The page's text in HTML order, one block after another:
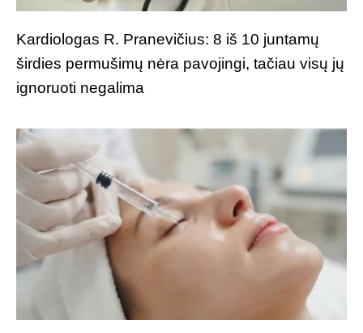
Kardiologas R. Pranevičius: 8 iš 10 juntamų
širdies permušimų nėra pavojingi, tačiau visų jų
ignoruoti negalima